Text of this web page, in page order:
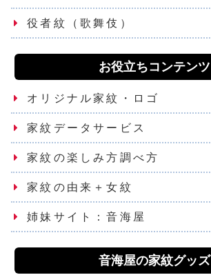
役者紋（歌舞伎）
お役立ちコンテンツ
オリジナル家紋・ロゴ
家紋データサービス
家紋の楽しみ方調べ方
家紋の由来＋女紋
姉妹サイト：音海屋
音海屋の家紋グッズ